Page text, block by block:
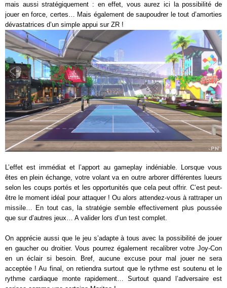
mais aussi stratégiquement : en effet, vous aurez ici la possibilité de
jouer en force, certes… Mais également de saupoudrer le tout d’amorties
dévastatrices d’un simple appui sur ZR !
L’effet est immédiat et l’apport au gameplay indéniable. Lorsque vous
êtes en plein échange, votre volant va en outre arborer différentes lueurs
selon les coups portés et les opportunités que cela peut offrir. C’est peut-
être le moment idéal pour attaquer ! Ou alors attendez-vous à rattraper un
missile… En tout cas, la stratégie semble effectivement plus poussée
que sur d’autres jeux… A valider lors d’un test complet.
On apprécie aussi que le jeu s’adapte à tous avec la possibilité de jouer
en gaucher ou droitier. Vous pourrez également recalibrer votre Joy-Con
en un éclair si besoin. Bref, aucune excuse pour mal jouer ne sera
acceptée ! Au final, on retiendra surtout que le rythme est soutenu et le
rythme cardiaque monte rapidement… Surtout quand l’adversaire est